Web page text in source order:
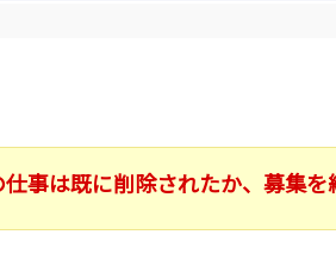
仕事は既に削除されたか、募集を